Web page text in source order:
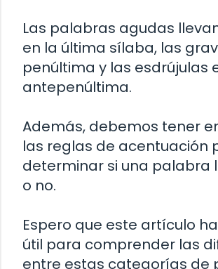
Las palabras agudas
en la última sílaba, las
penúltima y las esdrújulas
antepenúltima.
Además, debemos tener
las reglas de acentuación
determinar si una palabra
o no.
Espero que este artículo
útil para comprender las
entre estas categorías de